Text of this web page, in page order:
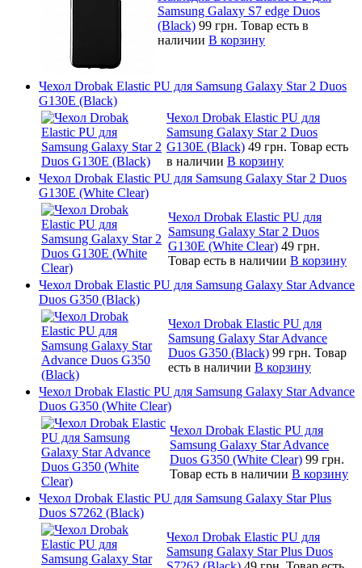
Samsung Galaxy S7 edge Duos
(Black) 99 грн. Товар есть в
наличии В корзину
Чехол Drobak Elastic PU для Samsung Galaxy Star 2 Duos
G130E (Black)
Чехол Drobak Elastic PU для
Samsung Galaxy Star 2 Duos
G130E (Black) 49 грн. Товар есть
в наличии В корзину
Чехол Drobak Elastic PU для Samsung Galaxy Star 2 Duos
G130E (White Сlear)
Чехол Drobak Elastic PU для
Samsung Galaxy Star 2 Duos
G130E (White Сlear) 49 грн.
Товар есть в наличии В корзину
Чехол Drobak Elastic PU для Samsung Galaxy Star Advance
Duos G350 (Black)
Чехол Drobak Elastic PU для
Samsung Galaxy Star Advance
Duos G350 (Black) 99 грн. Товар
есть в наличии В корзину
Чехол Drobak Elastic PU для Samsung Galaxy Star Advance
Duos G350 (White Сlear)
Чехол Drobak Elastic PU для
Samsung Galaxy Star Advance
Duos G350 (White Сlear) 99 грн.
Товар есть в наличии В корзину
Чехол Drobak Elastic PU для Samsung Galaxy Star Plus
Duos S7262 (Black)
Чехол Drobak Elastic PU для
Samsung Galaxy Star Plus Duos